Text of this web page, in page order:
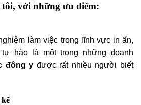
tôi, với những ưu điểm:
làm việc trong lĩnh vực in ấn,
tự hào là một trong những doanh
đông y được rất nhiều người biết
kế